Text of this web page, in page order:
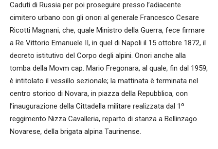
Caduti di Russia per poi proseguire presso l’adiacente
cimitero urbano con gli onori al generale Francesco Cesare
Ricotti Magnani, che, quale Ministro della Guerra, fece firmare
a Re Vittorio Emanuele II, in quel di Napoli il 15 ottobre 1872, il
decreto istitutivo del Corpo degli alpini. Onori anche alla
tomba della Movm cap. Mario Fregonara, al quale, fin dal 1959,
è intitolato il vessillo sezionale; la mattinata è terminata nel
centro storico di Novara, in piazza della Repubblica, con
l’inaugurazione della Cittadella militare realizzata dal 1º
reggimento Nizza Cavalleria, reparto di stanza a Bellinzago
Novarese, della brigata alpina Taurinense.